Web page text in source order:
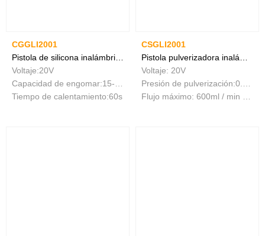
CGGLI2001
Voltaje:20V
Tiempo de calentamiento:60s
CSGLI2001
Voltaje: 20V